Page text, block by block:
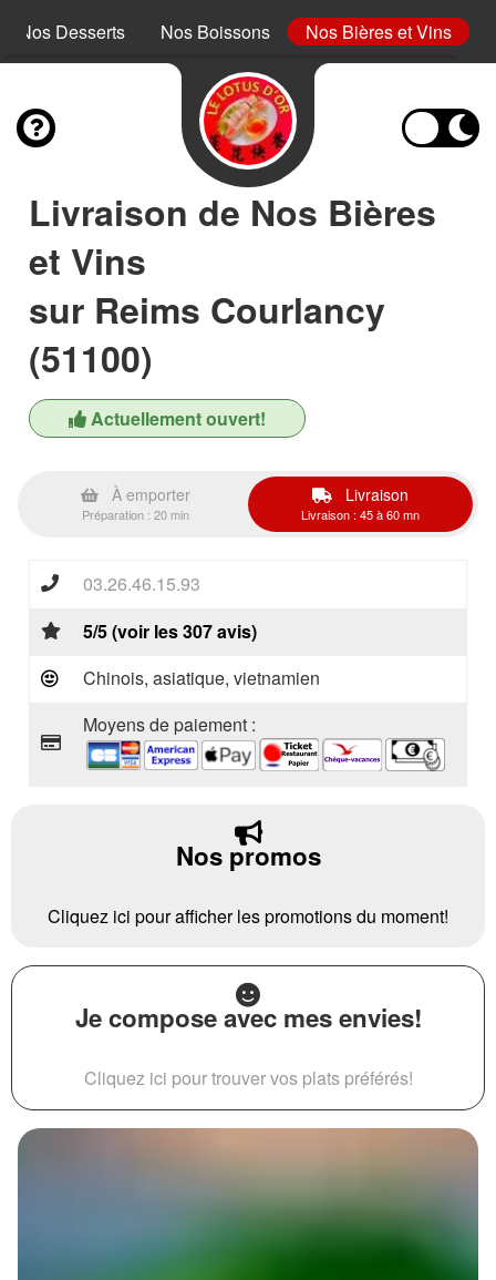
Nos Desserts Nos Boissons Nos Bières et Vins
Livraison de Nos Bières
et Vins
sur Reims Courlancy
(51100)
Actuellement ouvert!
À emporter
Préparation : 20 min
Livraison
Livraison : 45 à 60 mn
03.26.46.15.93
5/5 (voir les 307 avis)
Chinois, asiatique, vietnamien
Moyens de paiement :
Nos promos
Cliquez ici pour afficher les promotions du moment!
Je compose avec mes envies!
Cliquez ici pour trouver vos plats préférés!